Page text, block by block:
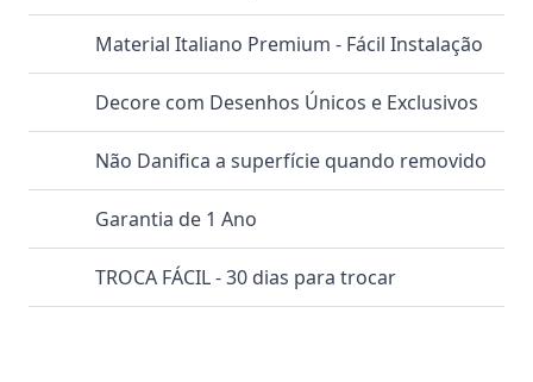
Material Italiano Premium - Fácil Instalação
Decore com Desenhos Únicos e Exclusivos
Não Danifica a superfície quando removido
Garantia de 1 Ano
TROCA FÁCIL - 30 dias para trocar